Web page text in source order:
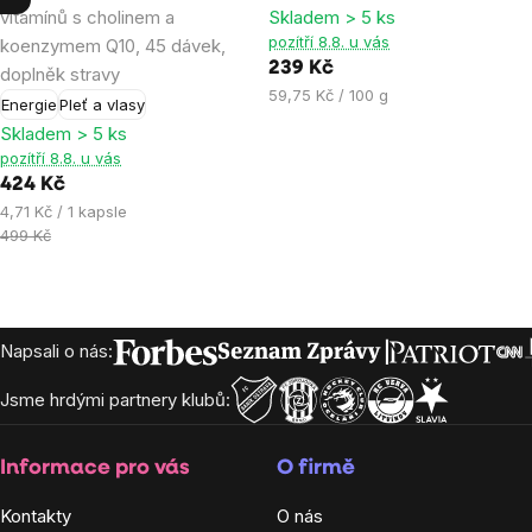
vitamínů s cholinem a
koenzymem Q10, 45 dávek,
doplněk stravy
EnergiePleť a vlasy
5,0
z
5
hvězdiček.
Skladem > 5 ks
pozítří 8.8. u vás
424 Kč
Měrná
cena:
4,71 Kč / 1 kapsle
499 Kč
5,0
z
Skladem > 5 ks
pozítří 8.8. u vás
239 Kč
Měrná
59,75 Kč / 100 g
Zápatí
Napsali o nás:
Jsme hrdými partnery klubů:
Informace pro vás
Kontakty
O firmě
O nás